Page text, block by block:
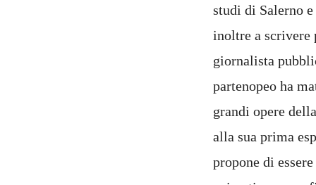
studi di Salerno
inoltre a scrivere
giornalista
partenopeo ha
grandi opere
alla sua prima
propone di